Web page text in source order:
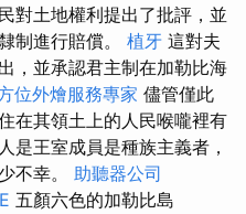
對土地權利提出了批評，並
制進行賠償。 植牙 這對夫
，並承認君主制在加勒比海
位外燴服務專家 儘管僅此
在其領土上的人民喉嚨裡有
是王室成員是種族主義者，
不幸。 助聽器公司
五顏六色的加勒比島